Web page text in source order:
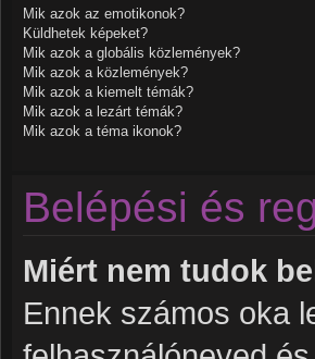
Mik azok az emotikonok?
Küldhetek képeket?
Mik azok a globális közlemények?
Mik azok a közlemények?
Mik azok a kiemelt témák?
Mik azok a lezárt témák?
Mik azok a téma ikonok?
Belépési és
Miért nem tudok
Ennek számos oka